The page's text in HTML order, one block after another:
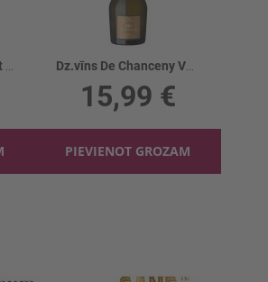
Sarkanv. B&G Cabernet Sauvignon 13.5% Dz.vīns De Chanceny Vouvray Excellence 13%
15,99 €
PIEVIENOT GROZAM